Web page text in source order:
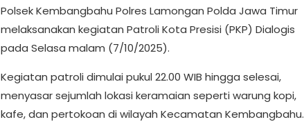
Polsek Kembangbahu Polres Lamongan Polda Jawa Timur
melaksanakan kegiatan Patroli Kota Presisi (PKP) Dialogis
pada Selasa malam (7/10/2025).
Kegiatan patroli dimulai pukul 22.00 WIB hingga selesai,
menyasar sejumlah lokasi keramaian seperti warung kopi,
kafe, dan pertokoan di wilayah Kecamatan Kembangbahu.